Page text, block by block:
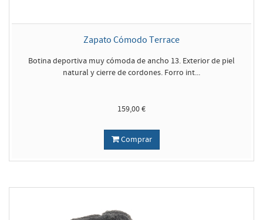
Zapato Cómodo Terrace
Botina deportiva muy cómoda de ancho 13. Exterior de piel
natural y cierre de cordones. Forro int...
159,00 €
Comprar